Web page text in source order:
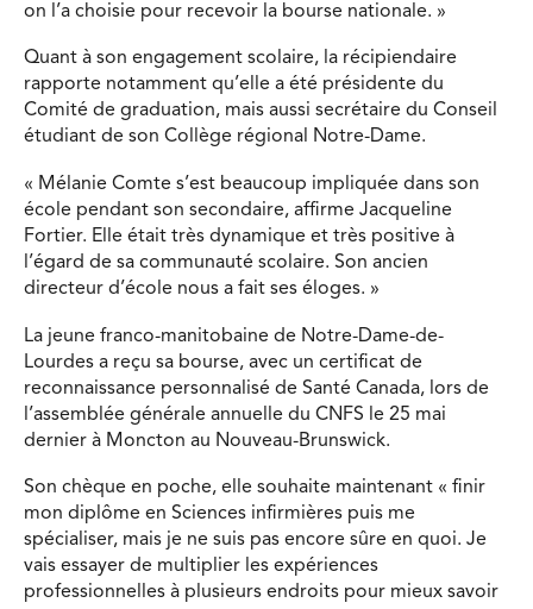
on l’a choisie pour recevoir la bourse nationale. »
Quant à son engagement scolaire, la récipiendaire
rapporte notamment qu’elle a été présidente du
Comité de graduation, mais aussi secrétaire du Conseil
étudiant de son Collège régional Notre-Dame.
« Mélanie Comte s’est beaucoup impliquée dans son
école pendant son secondaire, affirme Jacqueline
Fortier. Elle était très dynamique et très positive à
l’égard de sa communauté scolaire. Son ancien
directeur d’école nous a fait ses éloges. »
La jeune franco-manitobaine de Notre-Dame-de-
Lourdes a reçu sa bourse, avec un certificat de
reconnaissance personnalisé de Santé Canada, lors de
l’assemblée générale annuelle du CNFS le 25 mai
dernier à Moncton au Nouveau-Brunswick.
Son chèque en poche, elle souhaite maintenant « finir
mon diplôme en Sciences infirmières puis me
spécialiser, mais je ne suis pas encore sûre en quoi. Je
vais essayer de multiplier les expériences
professionnelles à plusieurs endroits pour mieux savoir